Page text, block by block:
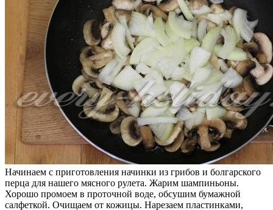
Начинаем с приготовления начинки из грибов и болгарского
перца для нашего мясного рулета. Жарим шампиньоны.
Хорошо промоем в проточной воде, обсушим бумажной
салфеткой. Очищаем от кожицы. Нарезаем пластинками,